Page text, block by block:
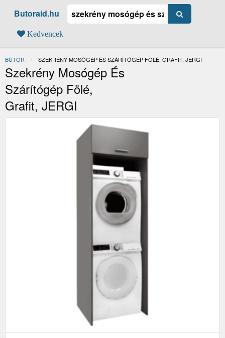
Butoraid.hu
Kedvencek
BÚTOR JELENLEGI:
SZEKRÉNY MOSÓGÉP ÉS SZÁRÍTÓGÉP FÖLÉ, GRAFIT, JERGI
Szekrény Mosógép És
Szárítógép Fölé,
Grafit, JERGI